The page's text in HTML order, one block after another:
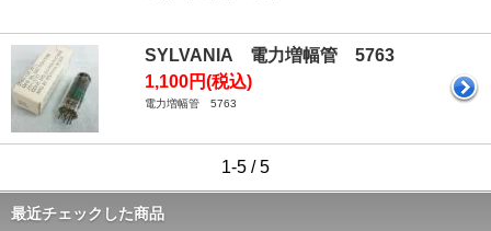
SYLVANIA 電力増幅管 5763
1,100円(税込)
電力増幅管 5763
1-5 / 5
最近チェックした商品